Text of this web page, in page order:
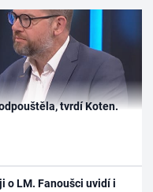
tvrdí Koten.
o LM. Fanoušci uvidí i